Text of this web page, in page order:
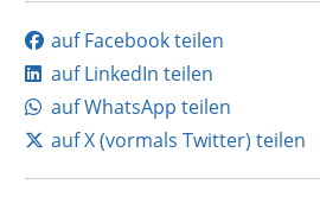
auf Facebook teilen
auf LinkedIn teilen
auf WhatsApp teilen
auf X (vormals Twitter) teilen